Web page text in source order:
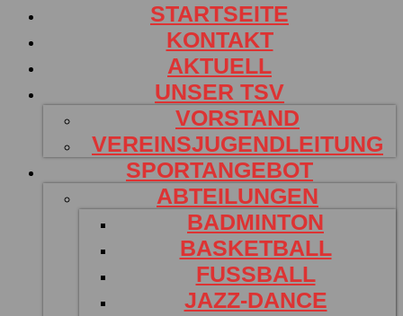
STARTSEITE
KONTAKT
AKTUELL
UNSER TSV
VORSTAND
VEREINSJUGENDLEITUNG
SPORTANGEBOT
ABTEILUNGEN
BADMINTON
BASKETBALL
FUSSBALL
JAZZ-DANCE